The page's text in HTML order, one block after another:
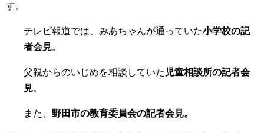
す。
テレビ報道では、みあちゃんが通っていた小学校の記
者会見。
父親からのいじめを相談していた 児童相談所の記者会
見。
また、 野田市の教育委員会の記者会見。